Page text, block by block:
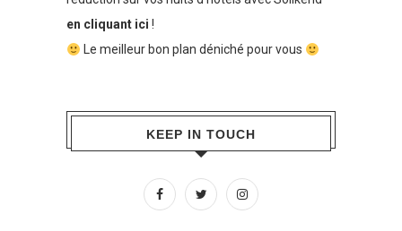
en cliquant ici !
Le meilleur bon plan déniché pour vous
KEEP IN TOUCH